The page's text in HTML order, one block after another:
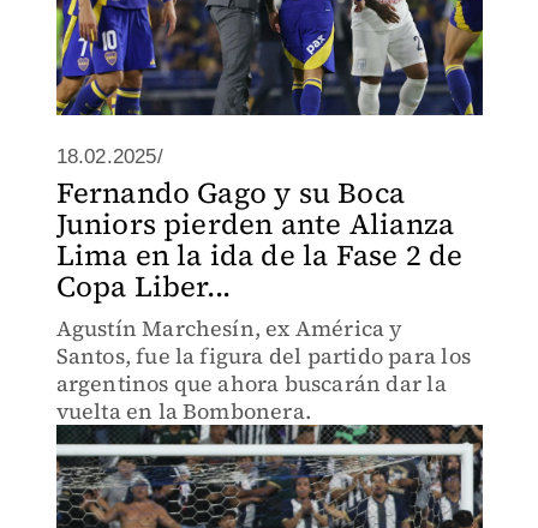
18.02.2025/
Fernando Gago y su Boca
Juniors pierden ante Alianza
Lima en la ida de la Fase 2 de
Copa Liber...
Agustín Marchesín, ex América y
Santos, fue la figura del partido para los
argentinos que ahora buscarán dar la
vuelta en la Bombonera.